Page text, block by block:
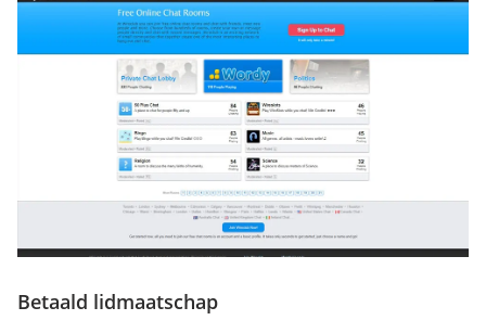
Betaald lidmaatschap